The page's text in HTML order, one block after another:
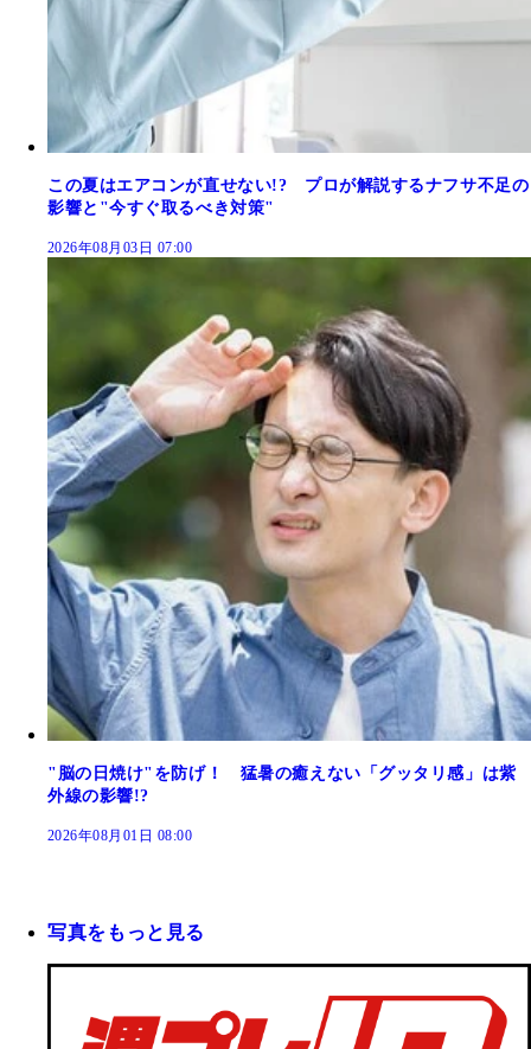
この夏はエアコンが直せない!? プロが解説するナフサ不足の
影響と"今すぐ取るべき対策"
2026年08月03日 07:00
"脳の日焼け"を防げ！ 猛暑の癒えない「グッタリ感」は紫
外線の影響!?
2026年08月01日 08:00
写真をもっと見る